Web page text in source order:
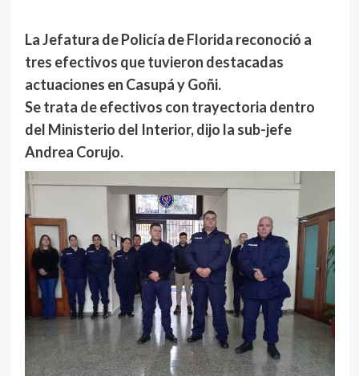
La Jefatura de Policía de Florida reconoció a
tres efectivos que tuvieron destacadas
actuaciones en Casupá y Goñi.
Se trata de efectivos con trayectoria dentro
del Ministerio del Interior, dijo la sub-jefe
Andrea Corujo.